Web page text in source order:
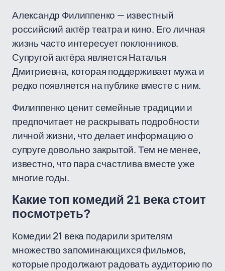
Александр Филиппенко — известный
российский актёр театра и кино. Его личная
жизнь часто интересует поклонников.
Супругой актёра является Наталья
Дмитриевна, которая поддерживает мужа и
редко появляется на публике вместе с ним.
Филиппенко ценит семейные традиции и
предпочитает не раскрывать подробности
личной жизни, что делает информацию о
супруге довольно закрытой. Тем не менее,
известно, что пара счастлива вместе уже
многие годы.
Какие топ комедий 21 века стоит
посмотреть?
Комедии 21 века подарили зрителям
множество запоминающихся фильмов,
которые продолжают радовать аудиторию по